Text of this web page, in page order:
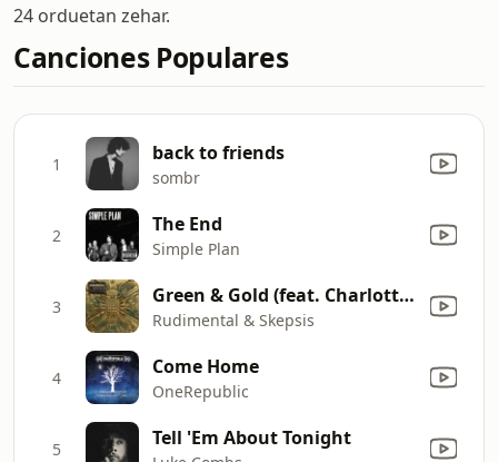
24 orduetan zehar.
Canciones Populares
1 back to friends
sombr
2 The End
Simple Plan
3 Green & Gold (feat. Charlotte Plank & Riko Dan)
Rudimental & Skepsis
4 Come Home
OneRepublic
5 Tell 'Em About Tonight